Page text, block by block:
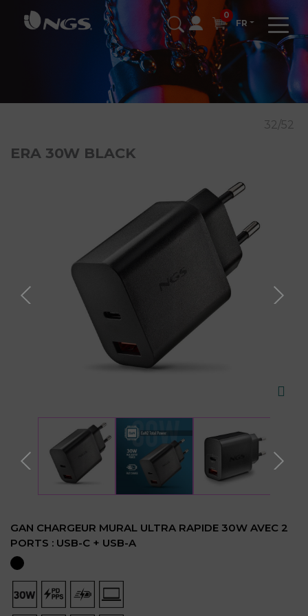
0
FR
32/52
ERA 30W BLACK
GAN CHARGEUR MURAL ULTRA RAPIDE 30W AVEC 2
PORTS : USB-C + USB-A